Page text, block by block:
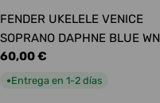
FENDER UKELELE VENICE
SOPRANO DAPHNE BLUE WN
Precio
habitual
60,00 €
●Entrega en 1-2 días